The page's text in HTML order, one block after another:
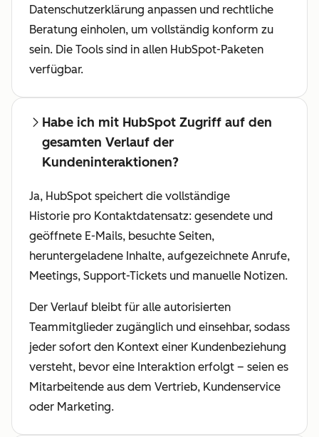
Datenschutzerklärung anpassen und rechtliche
Beratung einholen, um vollständig konform zu
sein. Die Tools sind in allen HubSpot-Paketen
verfügbar.
Habe ich mit HubSpot Zugriff auf den
gesamten Verlauf der
Kundeninteraktionen?
Ja, HubSpot speichert die vollständige
Historie pro Kontaktdatensatz: gesendete und
geöffnete E-Mails, besuchte Seiten,
heruntergeladene Inhalte, aufgezeichnete Anrufe,
Meetings, Support-Tickets und manuelle Notizen.
Der Verlauf bleibt für alle autorisierten
Teammitglieder zugänglich und einsehbar, sodass
jeder sofort den Kontext einer Kundenbeziehung
versteht, bevor eine Interaktion erfolgt – seien es
Mitarbeitende aus dem Vertrieb, Kundenservice
oder Marketing.